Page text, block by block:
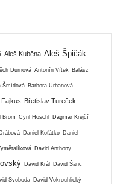
Aleš Kuběna Aleš Špičák
Durnová Antonín Vítek Balász
Šmídová Barbora Urbanová
Fajkus Břetislav Tureček
Brom Cyril Hoschl Dagmar Krejčí
Daniel Koťátko Daniel
David Anthony
David Král David Šanc
Svoboda David Vokrouhlický